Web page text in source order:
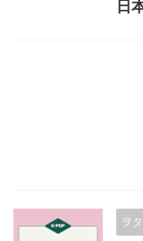
日
ヲ